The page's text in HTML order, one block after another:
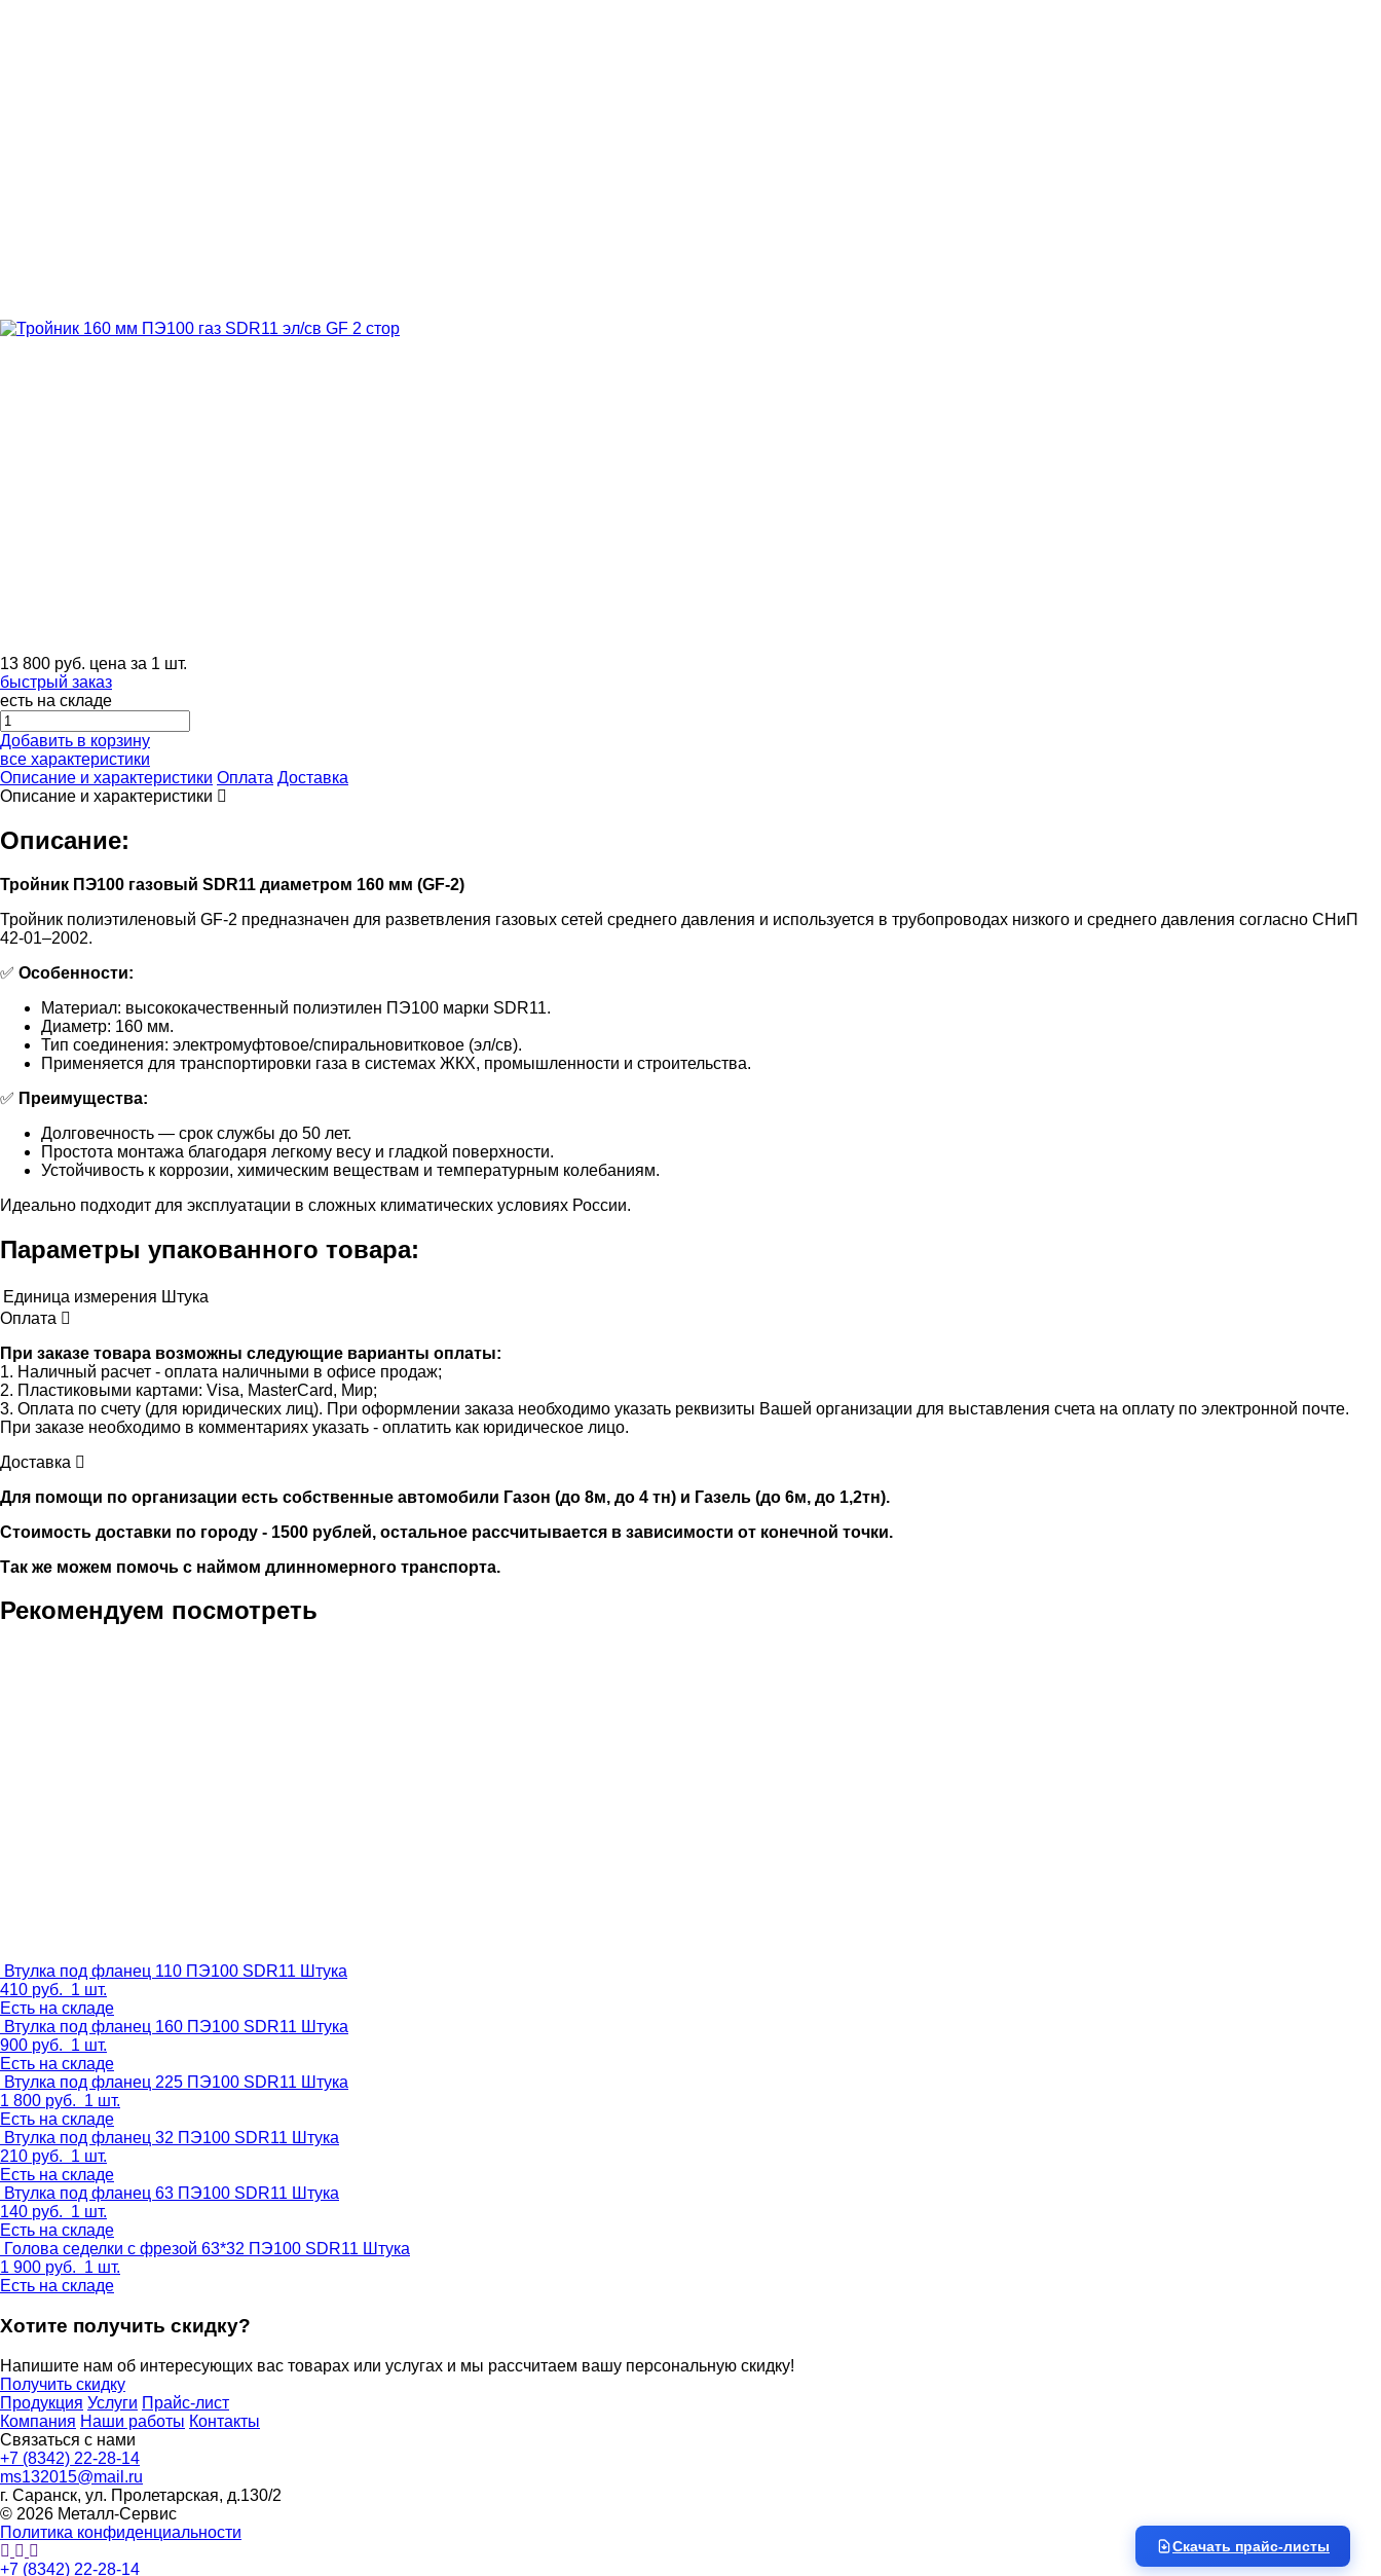
13 800 руб. цена за 1 шт.
быстрый заказ
есть на складе
Добавить в корзину
все характеристики
Описание и характеристики Оплата Доставка
Описание и характеристики
Описание:
Тройник ПЭ100 газовый SDR11 диаметром 160 мм (GF-2)
Тройник полиэтиленовый GF-2 предназначен для разветвления газовых сетей среднего давления и используется в трубопроводах низкого и среднего давления согласно СНиП
42-01–2002.
✅ Особенности:
Материал: высококачественный полиэтилен ПЭ100 марки SDR11.
Диаметр: 160 мм.
Тип соединения: электромуфтовое/спиральновитковое (эл/св).
Применяется для транспортировки газа в системах ЖКХ, промышленности и строительства.
✅ Преимущества:
Долговечность — срок службы до 50 лет.
Простота монтажа благодаря легкому весу и гладкой поверхности.
Устойчивость к коррозии, химическим веществам и температурным колебаниям.
Идеально подходит для эксплуатации в сложных климатических условиях России.
Параметры упакованного товара:
Единица измерения Штука
Оплата
При заказе товара возможны следующие варианты оплаты:
1. Наличный расчет - оплата наличными в офисе продаж;
2. Пластиковыми картами: Visa, MasterCard, Мир;
3. Оплата по счету (для юридических лиц). При оформлении заказа необходимо указать реквизиты Вашей организации для выставления счета на оплату по электронной почте.
При заказе необходимо в комментариях указать - оплатить как юридическое лицо.
Доставка
Для помощи по организации есть собственные автомобили Газон (до 8м, до 4 тн) и Газель (до 6м, до 1,2тн).
Стоимость доставки по городу - 1500 рублей, остальное рассчитывается в зависимости от конечной точки.
Так же можем помочь с наймом длинномерного транспорта.
Рекомендуем посмотреть
Втулка под фланец 110 ПЭ100 SDR11 Штука
410 руб. 1 шт.
Есть на складе
Втулка под фланец 160 ПЭ100 SDR11 Штука
900 руб. 1 шт.
Есть на складе
Втулка под фланец 225 ПЭ100 SDR11 Штука
1 800 руб. 1 шт.
Есть на складе
Втулка под фланец 32 ПЭ100 SDR11 Штука
210 руб. 1 шт.
Есть на складе
Втулка под фланец 63 ПЭ100 SDR11 Штука
140 руб. 1 шт.
Есть на складе
Голова седелки с фрезой 63*32 ПЭ100 SDR11 Штука
1 900 руб. 1 шт.
Есть на складе
Хотите получить скидку?
Напишите нам об интересующих вас товарах или услугах и мы рассчитаем вашу персональную скидку!
Получить скидку
Продукция Услуги Прайс-лист
Компания Наши работы Контакты
Связаться с нами
+7 (8342) 22-28-14
ms132015@mail.ru
г. Саранск, ул. Пролетарская, д.130/2
© 2026 Металл-Сервис
Политика конфиденциальности
+7 (8342) 22-28-14
Скачать прайс-листы